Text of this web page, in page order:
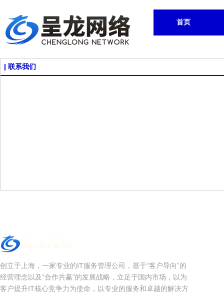
首页
联系我们
创立于上海，一家专业的IT服务管理公司，基于“客户导向”的
经营理念以及“合作共赢”的发展战略，立足于国内市场，以为
客户提升IT核心竞争力为使命，以专业的服务和卓越的解决方